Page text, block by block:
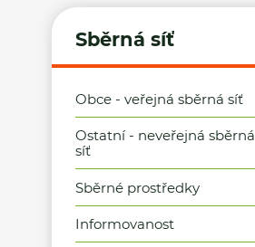
Sběrná síť
Obce - veřejná sběrná síť
Ostatní - neveřejná sběrná
síť
Sběrné prostředky
Informovanost